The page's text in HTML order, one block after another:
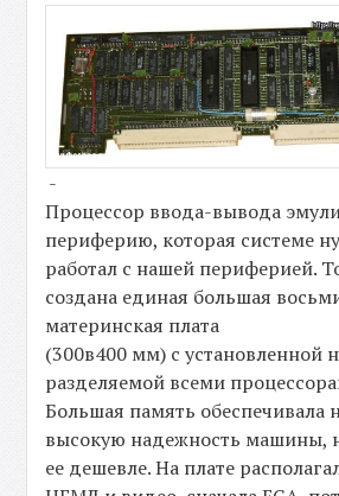
-
Процессор ввода-вывода
периферию, которая системе
работал с нашей периферией.
создана единая большая
материнская плата
(300в400 мм) с установленной
разделяемой всеми
Большая память обеспечивала
высокую надежность машины,
ее дешевле. На плате